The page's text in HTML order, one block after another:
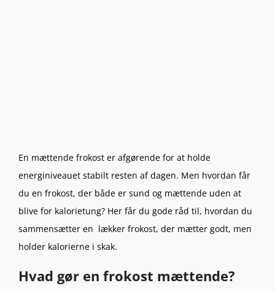
En mættende frokost er afgørende for at holde
energiniveauet stabilt resten af dagen. Men hvordan får
du en frokost, der både er sund og mættende uden at
blive for kalorietung? Her får du gode råd til, hvordan du
sammensætter en lækker frokost, der mætter godt, men
holder kalorierne i skak.
Hvad gør en frokost mættende?